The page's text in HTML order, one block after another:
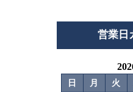
営業日
日 月 火